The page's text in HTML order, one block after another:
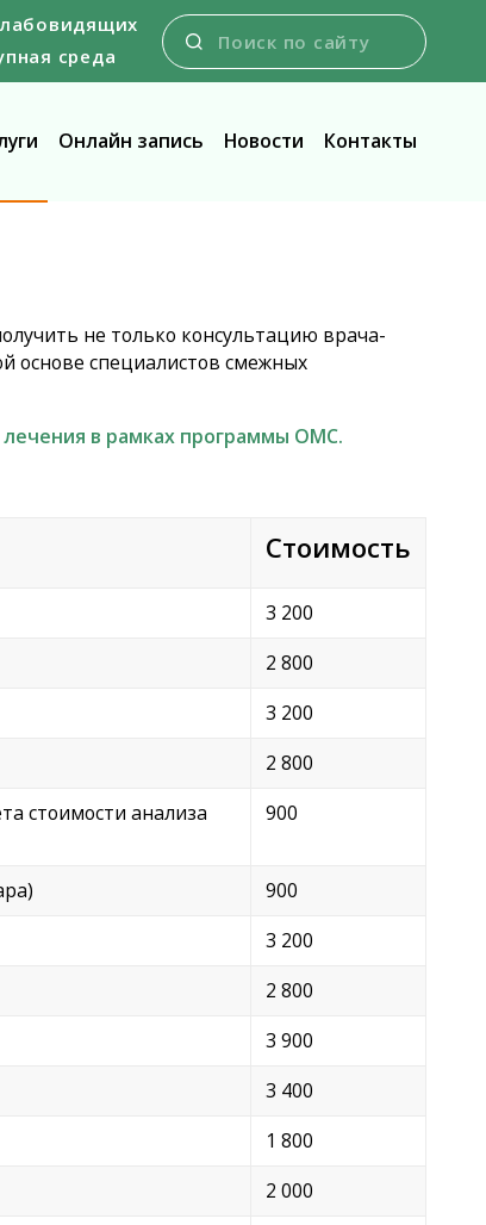
среда
Онлайн запись Новости Контакты
не только консультацию врача-
основе специалистов смежных
в рамках программы ОМС.
Стоимость
3 200
2 800
3 200
2 800
стоимости анализа
900
900
3 200
2 800
3 900
3 400
1 800
2 000